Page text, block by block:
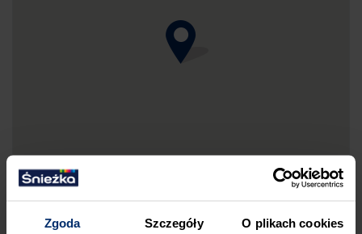
Zgoda Szczegóły O plikach cookies